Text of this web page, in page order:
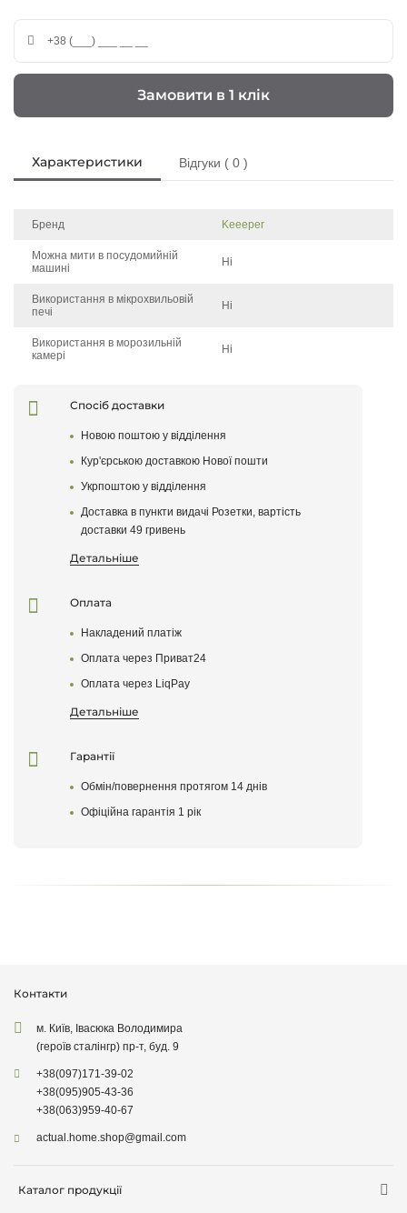
Замовити в 1 клік
Характеристики Відгуки ( 0 )
Бренд Keeeper
Можна мити в посудомийній
машині
Ні
Використання в мікрохвильовій
печі
Ні
Використання в морозильній
камері
Ні
Написати відгук
Після того як ваш відгук пройде модерацію, він
з'явиться на сайті
Поставте оцінку товару
Спосіб доставки
Новою поштою у відділення
Кур'єрською доставкою Нової пошти
Укрпоштою у відділення
Доставка в пункти видачі Розетки, вартість
доставки 49 гривень
Детальніше
Оплата
Накладений платіж
Оплата через Приват24
Оплата через LiqPay
Детальніше
Гарантії
Обмін/повернення протягом 14 днів
Офіційна гарантія 1 рік
Контакти
м. Київ, Івасюка Володимира
(героїв сталінгр) пр-т, буд. 9
+38(097)171-39-02
+38(095)905-43-36
+38(063)959-40-67
actual.home.shop@gmail.com
Каталог продукції